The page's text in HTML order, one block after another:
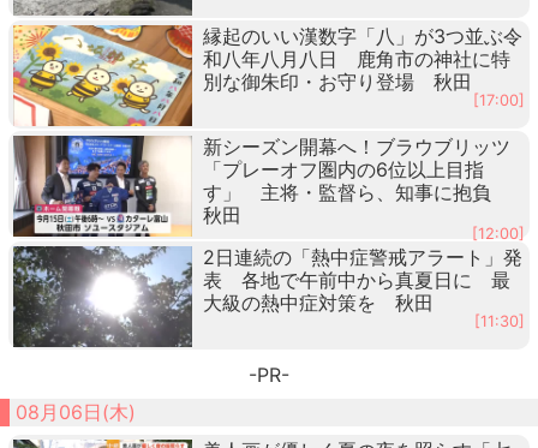
縁起のいい漢数字「八」が3つ並ぶ令
和八年八月八日 鹿角市の神社に特
別な御朱印・お守り登場 秋田
[17:00]
新シーズン開幕へ！ブラウブリッツ
「プレーオフ圏内の6位以上目指
す」 主将・監督ら、知事に抱負
秋田
[12:00]
2日連続の「熱中症警戒アラート」発
表 各地で午前中から真夏日に 最
大級の熱中症対策を 秋田
[11:30]
-PR-
08月06日(木)